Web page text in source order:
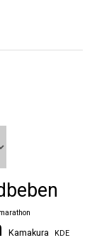
Kamakura KDE